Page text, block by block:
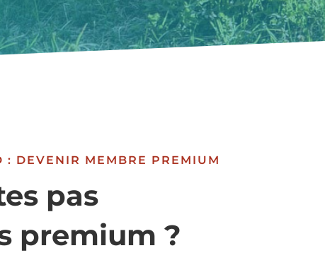
: DEVENIR MEMBRE PREMIUM
pas
premium ?